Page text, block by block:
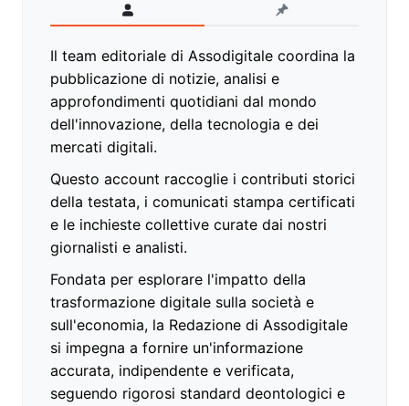
Il team editoriale di Assodigitale coordina la
pubblicazione di notizie, analisi e
approfondimenti quotidiani dal mondo
dell'innovazione, della tecnologia e dei
mercati digitali.
Questo account raccoglie i contributi storici
della testata, i comunicati stampa certificati
e le inchieste collettive curate dai nostri
giornalisti e analisti.
Fondata per esplorare l'impatto della
trasformazione digitale sulla società e
sull'economia, la Redazione di Assodigitale
si impegna a fornire un'informazione
accurata, indipendente e verificata,
seguendo rigorosi standard deontologici e